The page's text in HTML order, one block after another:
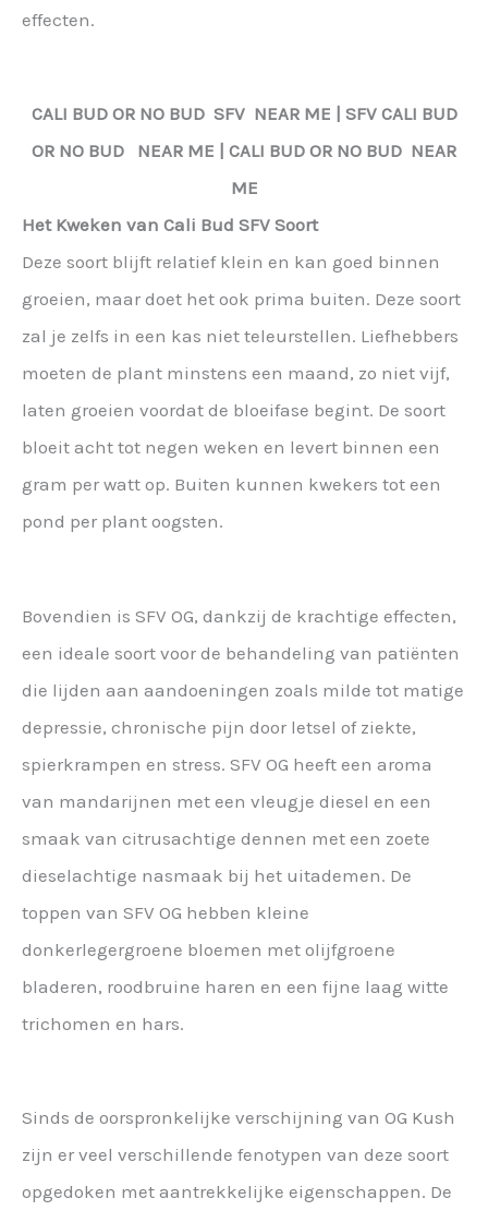
effecten.
CALI BUD OR NO BUD SFV NEAR ME | SFV CALI BUD
OR NO BUD NEAR ME | CALI BUD OR NO BUD NEAR
ME
Het Kweken van Cali Bud SFV Soort
Deze soort blijft relatief klein en kan goed binnen
groeien, maar doet het ook prima buiten. Deze soort
zal je zelfs in een kas niet teleurstellen. Liefhebbers
moeten de plant minstens een maand, zo niet vijf,
laten groeien voordat de bloeifase begint. De soort
bloeit acht tot negen weken en levert binnen een
gram per watt op. Buiten kunnen kwekers tot een
pond per plant oogsten.
Bovendien is SFV OG, dankzij de krachtige effecten,
een ideale soort voor de behandeling van patiënten
die lijden aan aandoeningen zoals milde tot matige
depressie, chronische pijn door letsel of ziekte,
spierkrampen en stress. SFV OG heeft een aroma
van mandarijnen met een vleugje diesel en een
smaak van citrusachtige dennen met een zoete
dieselachtige nasmaak bij het uitademen. De
toppen van SFV OG hebben kleine
donkerlegergroene bloemen met olijfgroene
bladeren, roodbruine haren en een fijne laag witte
trichomen en hars.
Sinds de oorspronkelijke verschijning van OG Kush
zijn er veel verschillende fenotypen van deze soort
opgedoken met aantrekkelijke eigenschappen. De